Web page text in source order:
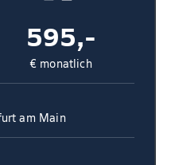
595,-
€ monatlich
am Main